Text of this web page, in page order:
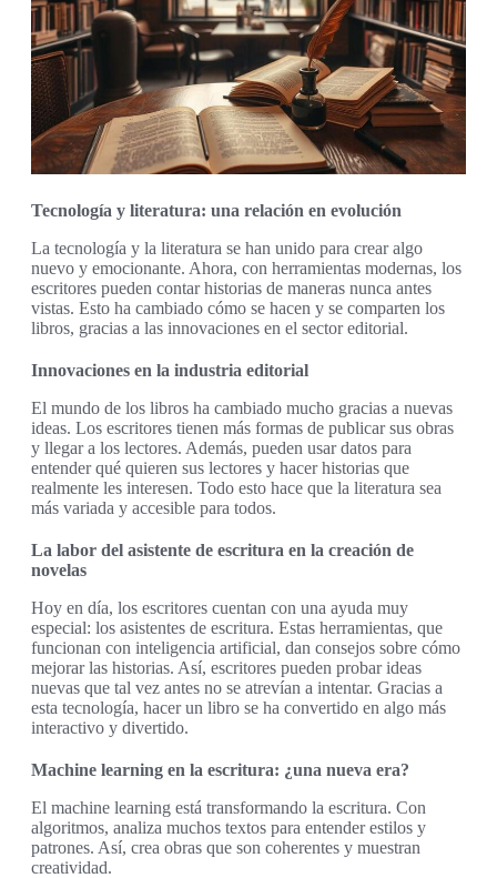
Tecnología y literatura: una relación en evolución
La tecnología y la literatura se han unido para crear algo
nuevo y emocionante. Ahora, con herramientas modernas, los
escritores pueden contar historias de maneras nunca antes
vistas. Esto ha cambiado cómo se hacen y se comparten los
libros, gracias a las innovaciones en el sector editorial.
Innovaciones en la industria editorial
El mundo de los libros ha cambiado mucho gracias a nuevas
ideas. Los escritores tienen más formas de publicar sus obras
y llegar a los lectores. Además, pueden usar datos para
entender qué quieren sus lectores y hacer historias que
realmente les interesen. Todo esto hace que la literatura sea
más variada y accesible para todos.
La labor del asistente de escritura en la creación de
novelas
Hoy en día, los escritores cuentan con una ayuda muy
especial: los asistentes de escritura. Estas herramientas, que
funcionan con inteligencia artificial, dan consejos sobre cómo
mejorar las historias. Así, escritores pueden probar ideas
nuevas que tal vez antes no se atrevían a intentar. Gracias a
esta tecnología, hacer un libro se ha convertido en algo más
interactivo y divertido.
Machine learning en la escritura: ¿una nueva era?
El machine learning está transformando la escritura. Con
algoritmos, analiza muchos textos para entender estilos y
patrones. Así, crea obras que son coherentes y muestran
creatividad.